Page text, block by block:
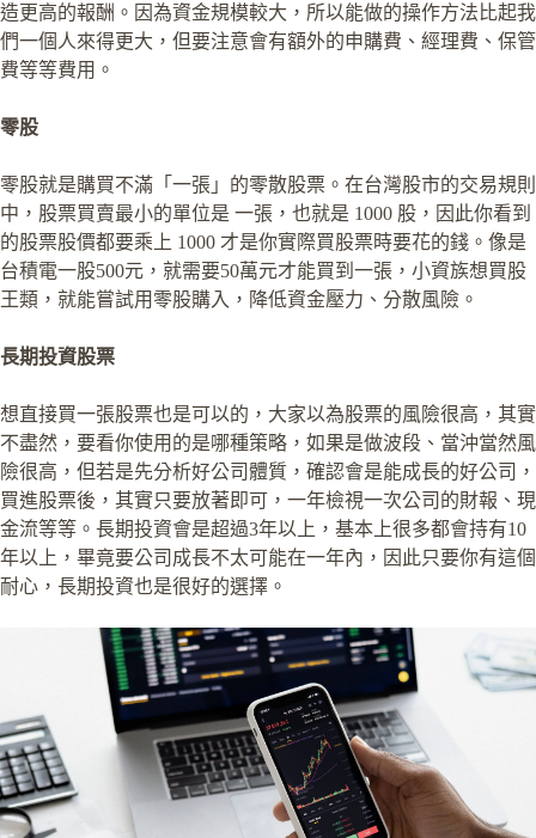
造更高的報酬。因為資金規模較大，所以能做的操作方法比起我
們一個人來得更大，但要注意會有額外的申購費、經理費、保管
費等等費用。
零股
零股就是購買不滿「一張」的零散股票。在台灣股市的交易規則
中，股票買賣最小的單位是 一張，也就是 1000 股，因此你看到
的股票股價都要乘上 1000 才是你實際買股票時要花的錢。像是
台積電一股500元，就需要50萬元才能買到一張，小資族想買股
王類，就能嘗試用零股購入，降低資金壓力、分散風險。
長期投資股票
想直接買一張股票也是可以的，大家以為股票的風險很高，其實
不盡然，要看你使用的是哪種策略，如果是做波段、當沖當然風
險很高，但若是先分析好公司體質，確認會是能成長的好公司，
買進股票後，其實只要放著即可，一年檢視一次公司的財報、現
金流等等。長期投資會是超過3年以上，基本上很多都會持有10
年以上，畢竟要公司成長不太可能在一年內，因此只要你有這個
耐心，長期投資也是很好的選擇。